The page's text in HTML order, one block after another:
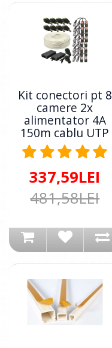
Kit conectori pt 8
camere 2x
alimentator 4A
150m cablu UTP
337,59LEI
481,58LEI